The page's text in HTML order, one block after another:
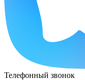
Телефонный звонок